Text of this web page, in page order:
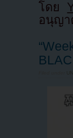
โดย
อนุญา